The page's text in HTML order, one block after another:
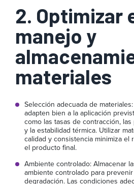
2. Optimizar
manejo y
materiales
Selección adecuada de
adapten bien a la aplicación
como las tasas de contracción,
y la estabilidad térmica. Utilizar
calidad y consistencia minimiza el
el producto final.
Ambiente controlado: Almacenar
ambiente controlado para
degradación. Las condiciones